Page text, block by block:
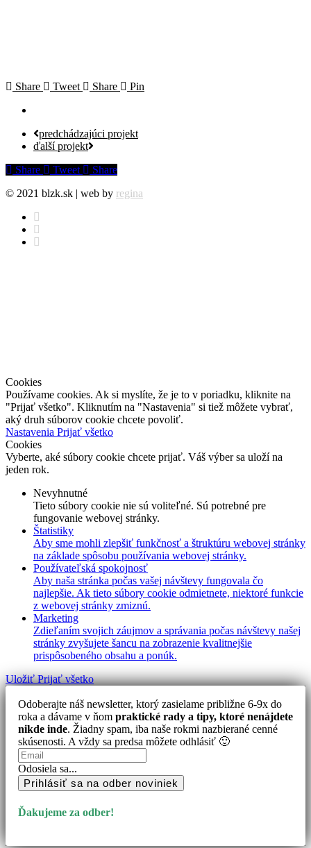
Share Tweet Share Pin
predchádzajúci projekt
ďalší projekt
Share
Tweet
Share
© 2021 blzk.sk | web by regina
facebook
instagram
behance
Cookies
Používame cookies. Ak si myslíte, že je to v poriadku, kliknite na
"Prijať všetko". Kliknutím na "Nastavenia" si tiež môžete vybrať,
aký druh súborov cookie chcete povoliť.
Nastavenia Prijať všetko
Cookies
Vyberte, aké súbory cookie chcete prijať. Váš výber sa uloží na
jeden rok.
Nevyhnutné
Tieto súbory cookie nie sú voliteľné. Sú potrebné pre
fungovanie webovej stránky.
Štatistiky
Aby sme mohli zlepšiť funkčnosť a štruktúru webovej stránky
na základe spôsobu používania webovej stránky.
Používateľská spokojnosť
Aby naša stránka počas vašej návštevy fungovala čo
najlepšie. Ak tieto súbory cookie odmietnete, niektoré funkcie
z webovej stránky zmiznú.
Marketing
Zdieľaním svojich záujmov a správania počas návštevy našej
stránky zvyšujete šancu na zobrazenie kvalitnejšie
prispôsobeného obsahu a ponúk.
UložiťPrijať všetko
Odoberajte náš newsletter, ktorý zasielame približne 6-9x do
roka a dávame v ňom praktické rady a tipy, ktoré nenájdete
nikde inde. Žiadny spam, iba naše rokmi nazbierané cenné
skúsenosti. A vždy sa predsa môžete odhlásiť 🙂
Odosiela sa...
Prihlásiť sa na odber noviniek
Ďakujeme za odber!